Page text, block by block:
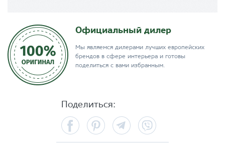
Официальный дилер
Мы являемся дилерами лучших европейских
брендов в сфере интерьера и готовы
поделиться с вами избранным.
Поделиться:
FacebookPinterest Telegram